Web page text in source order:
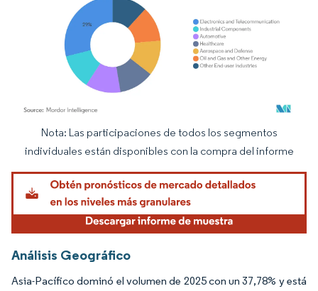
Imagen © Mordor Intelligence. El uso requiere atribución según CC BY 4.0.
Nota: Las participaciones de todos los segmentos
individuales están disponibles con la compra del informe
Análisis Geográfico
Asia-Pacífico dominó el volumen de 2025 con un 37,78% y está